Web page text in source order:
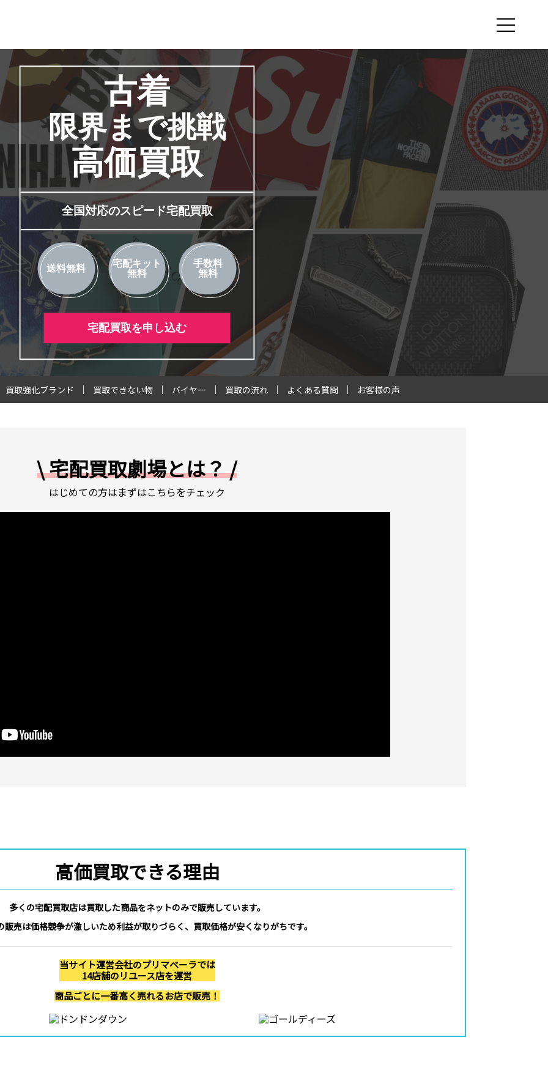
古着
限界まで挑戦
高価買取
全国対応のスピード宅配買取
送料無料
宅配キット
無料
手数料
無料
宅配買取を申し込む
買取強化ブランド 買取できない物 バイヤー 買取の流れ よくある質問 お客様の声
\ 宅配買取劇場とは？ /
はじめての方はまずはこちらをチェック
高価買取できる理由
多くの宅配買取店は買取した商品をネットのみで販売しています。
販売は価格競争が激しいため利益が取りづらく、買取価格が安くなりがちです。
当サイト運営会社のプリマベーラでは
14店舗のリユース店を運営
商品ごとに一番高く売れるお店で販売！